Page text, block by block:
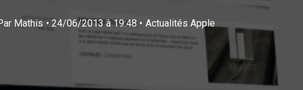
Mathis • 24/06/2013 à 19:48 • Actualités Apple